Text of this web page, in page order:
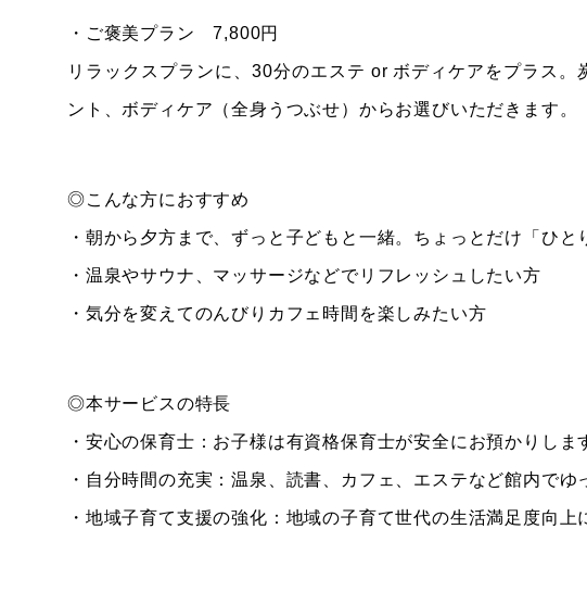
・ご褒美プラン 7,800円
リラックスプランに、30分のエステ or ボディケアをプラス
ント、ボディケア（全身うつぶせ）からお選びいただきます。
◎こんな方におすすめ
・朝から夕方まで、ずっと子どもと一緒。ちょっとだけ「ひと
・温泉やサウナ、マッサージなどでリフレッシュしたい方
・気分を変えてのんびりカフェ時間を楽しみたい方
◎本サービスの特長
・安心の保育士：お子様は有資格保育士が安全にお預かりしま
・自分時間の充実：温泉、読書、カフェ、エステなど館内で
・地域子育て支援の強化：地域の子育て世代の生活満足度向上